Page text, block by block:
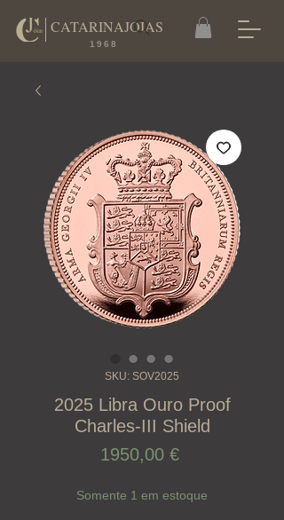
CATARINAJOIAS
1968
SKU: SOV2025
2025 Libra Ouro Proof
Charles-III Shield
1950,00 €Preço
Somente 1 em estoque